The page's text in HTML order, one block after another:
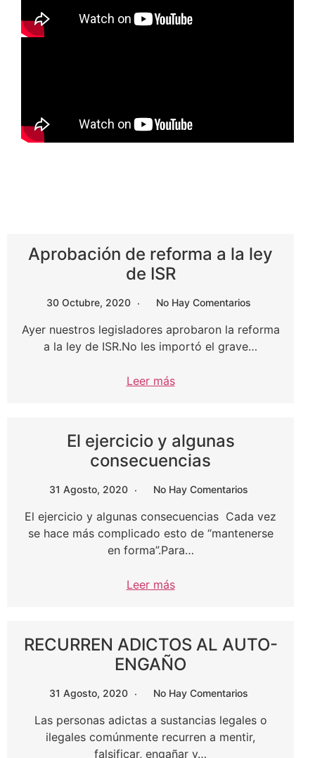
Aprobación de reforma a la ley
de ISR
30 Octubre, 2020 No Hay Comentarios
Ayer nuestros legisladores aprobaron la reforma
a la ley de ISR.No les importó el grave…
Leer más
El ejercicio y algunas
consecuencias
31 Agosto, 2020 No Hay Comentarios
El ejercicio y algunas consecuencias Cada vez
se hace más complicado esto de “mantenerse
en forma”.Para…
Leer más
RECURREN ADICTOS AL AUTO-
ENGAÑO
31 Agosto, 2020 No Hay Comentarios
Las personas adictas a sustancias legales o
ilegales comúnmente recurren a mentir,
falsificar, engañar y…